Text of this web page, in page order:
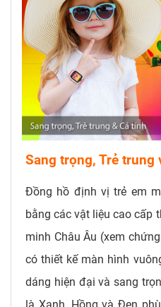
Sang trọng, Trẻ trung
Đồng hồ định vị trẻ em
bằng các vật liệu cao cấp
minh Châu Âu (xem
có thiết kế màn hình
dáng hiện đại và sang